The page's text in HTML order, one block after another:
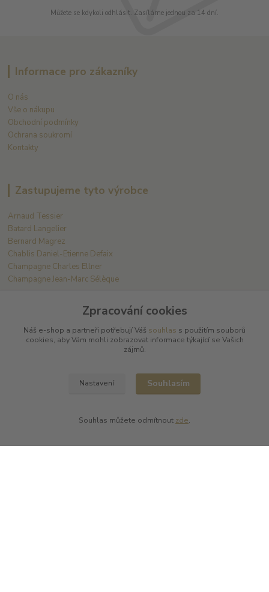
Můžete se kdykoli odhlásit. Zasíláme jednou za 14 dní.
Informace pro zákazníky
O nás
Vše o nákupu
Obchodní podmínky
Ochrana soukromí
Kontakty
Zastupujeme tyto výrobce
Arnaud Tessier
Batard Langelier
Bernard Magrez
Chablis Daniel-Etienne Defaix
Champagne Charles Ellner
Champagne Jean-Marc Sélèque
Kde nás najdete
Zpracování cookies
Náš e-shop a partneři potřebují Váš souhlas s použitím souborů
cookies, aby Vám mohli zobrazovat informace týkající se Vašich
zájmů.
Nastavení Souhlasím
Souhlas můžete odmítnout zde.